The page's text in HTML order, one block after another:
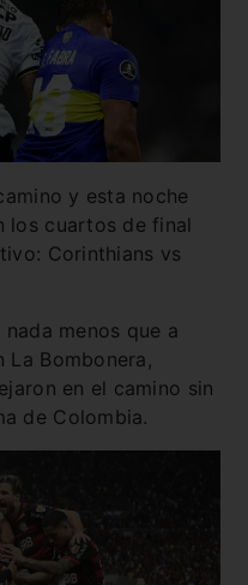
y esta noche
los cuartos de final
Corinthians vs
nada menos que a
La Bombonera,
en el camino sin
de Colombia.